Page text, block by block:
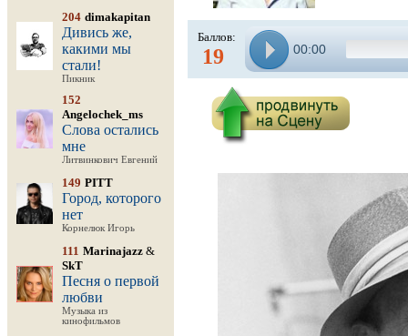
204 dimakapitan
Дивись же,
какими мы
стали!
Пикник
152
Angelochek_ms
Слова остались
мне
Литвинкович Евгений
149 PITT
Город, которого
нет
Корнелюк Игорь
111 Marinajazz &
SkT
Песня о первой
любви
Музыка из
кинофильмов
Баллов:
19 00:00